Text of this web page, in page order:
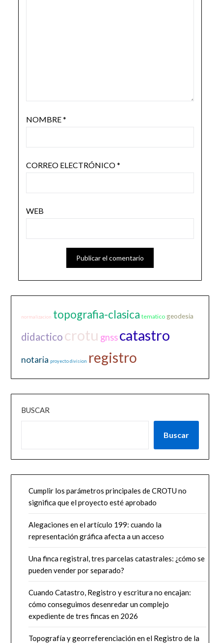
NOMBRE*
CORREO ELECTRÓNICO*
WEB
normalizacion topografia-clasica tematico geodesia
didactico crotu gnsscatastro
notaria proyecto division registro
BUSCAR
Buscar
Cumplir los parámetros principales de CROTU no
significa que el proyecto esté aprobado
Alegaciones en el artículo 199: cuando la
representación gráfica afecta a un acceso
Una finca registral, tres parcelas catastrales: ¿cómo se
pueden vender por separado?
Cuando Catastro, Registro y escritura no encajan:
cómo conseguimos desenredar un complejo
expediente de tres fincas en 2026
Topografía y georreferenciación en el Registro de la